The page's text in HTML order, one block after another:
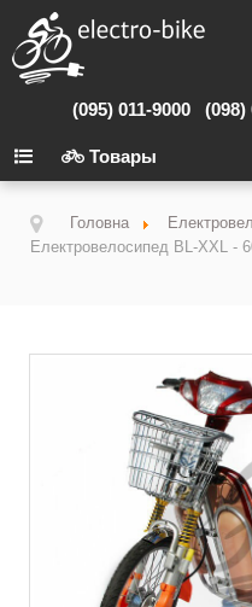
(095) 011-9000 (098)
Товары
Головна
Електровелосипед BL-XXL -